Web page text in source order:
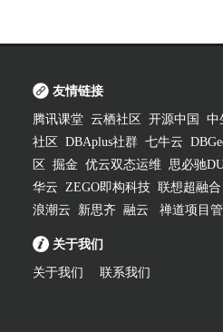
友情链接
腾讯课堂 云栖社区 开源中国 中
社区
DBAplus社群 七牛云
区
掘金 优云双态运维 思必驰
华云 ZEGO即构科技 联想超融合
浪潮云
新思齐 融云 禅道项目
关于我们
关于我们 联系我们